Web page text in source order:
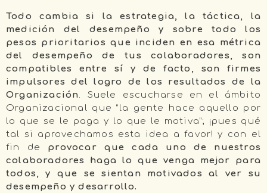
Todo
cambia si la estrategia, la táctica, la
medición del desempeño y sobre todo los
pesos prioritarios que inciden en esa métrica
del desempeño de tus colaboradores, son
compatibles entre sí y de facto, son firmes
impulsores del logro de los resultados de la
Organización. Suele escucharse en el ámbito
Organizacional que “la gente hace aquello por
lo que se le paga y lo que le motiva”; ¡pues qué
tal si aprovechamos esta idea a favor! y con el
fin de provocar que cada uno de nuestros
colaboradores haga lo que venga mejor para
todos, y que se sientan motivados al ver su
desempeño y desarrollo.